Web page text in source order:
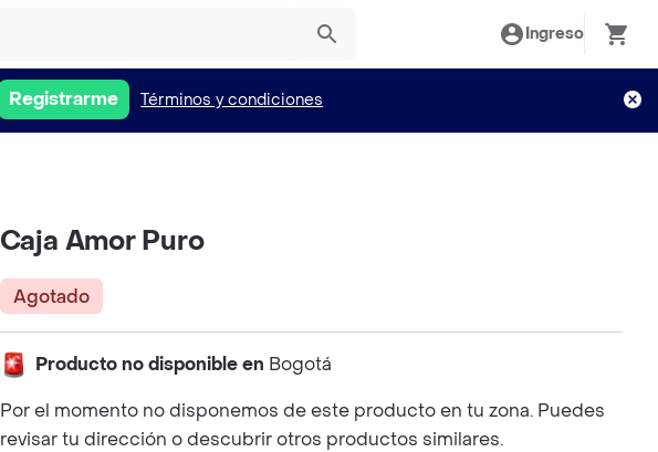
Ingreso
Registrarme Términos y condiciones
Caja Amor Puro
Agotado
Producto no disponible en Bogotá
Por el momento no disponemos de este producto en tu zona. Puedes
revisar tu dirección o descubrir otros productos similares.